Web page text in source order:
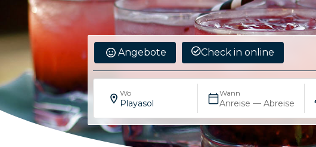
Angebote Check in online
Wo
Playasol
Wann
Anreise — Abreise